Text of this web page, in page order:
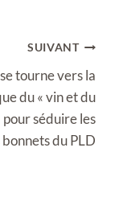
SUIVANT
tourne vers la
du « vin et du
pour séduire les
bonnets du PLD